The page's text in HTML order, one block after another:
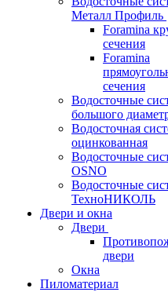
Металл Профиль
Foramina
сечения
Foramina
сечения
Водосточные
большого
Водосточная
оцинкованная
Водосточные
OSNO
Водосточные
ТехноНИКОЛЬ
Двери и окна
Двери
двери
Окна
Пиломатериал